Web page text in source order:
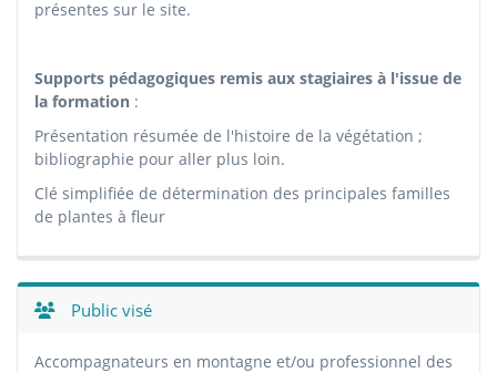
présentes sur le site.
Supports pédagogiques remis aux stagiaires à l'issue de
la formation :
Présentation résumée de l'histoire de la végétation ;
bibliographie pour aller plus loin.
Clé simplifiée de détermination des principales familles
de plantes à fleur
Public visé
Accompagnateurs en montagne et/ou professionnel des